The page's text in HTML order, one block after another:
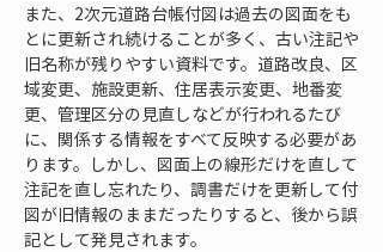
また、2次元道路台帳付図は過去の図面をも
とに更新され続けることが多く、古い注記や
旧名称が残りやすい資料です。道路改良、区
域変更、施設更新、住居表示変更、地番変
更、管理区分の見直しなどが行われるたび
に、関係する情報をすべて反映する必要があ
ります。しかし、図面上の線形だけを直して
注記を直し忘れたり、調書だけを更新して付
図が旧情報のままだったりすると、後から誤
記として発見されます。